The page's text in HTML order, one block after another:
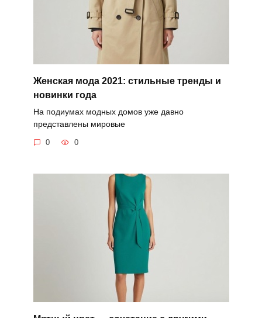
Женская мода 2021: стильные тренды и
новинки года
На подиумах модных домов уже давно
представлены мировые
0 0